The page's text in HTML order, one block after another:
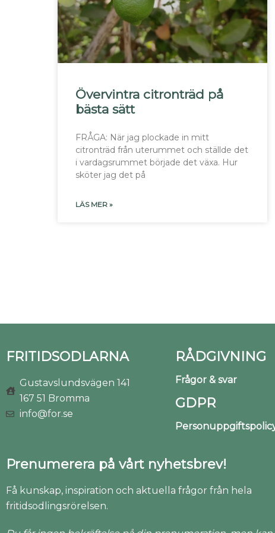
Övervintra citronträd på
bästa sätt
FRÅGA: När jag plockade in mitt
citronträd från uterummet och ställde det
i vardagsrummet började det växa. Hur
sköter jag det på
LÄS MER »
FRITIDSODLARNA
Gustavslundsvägen 141
167 51 Bromma
info@for.se
RÅDGIVNING
Frågor & svar
GDPR
Prenumerera på vårt nyhetsbrev!
Få kunskap, inspiration och aktuella frågor från hela
fritidsodlingsrörelsen.